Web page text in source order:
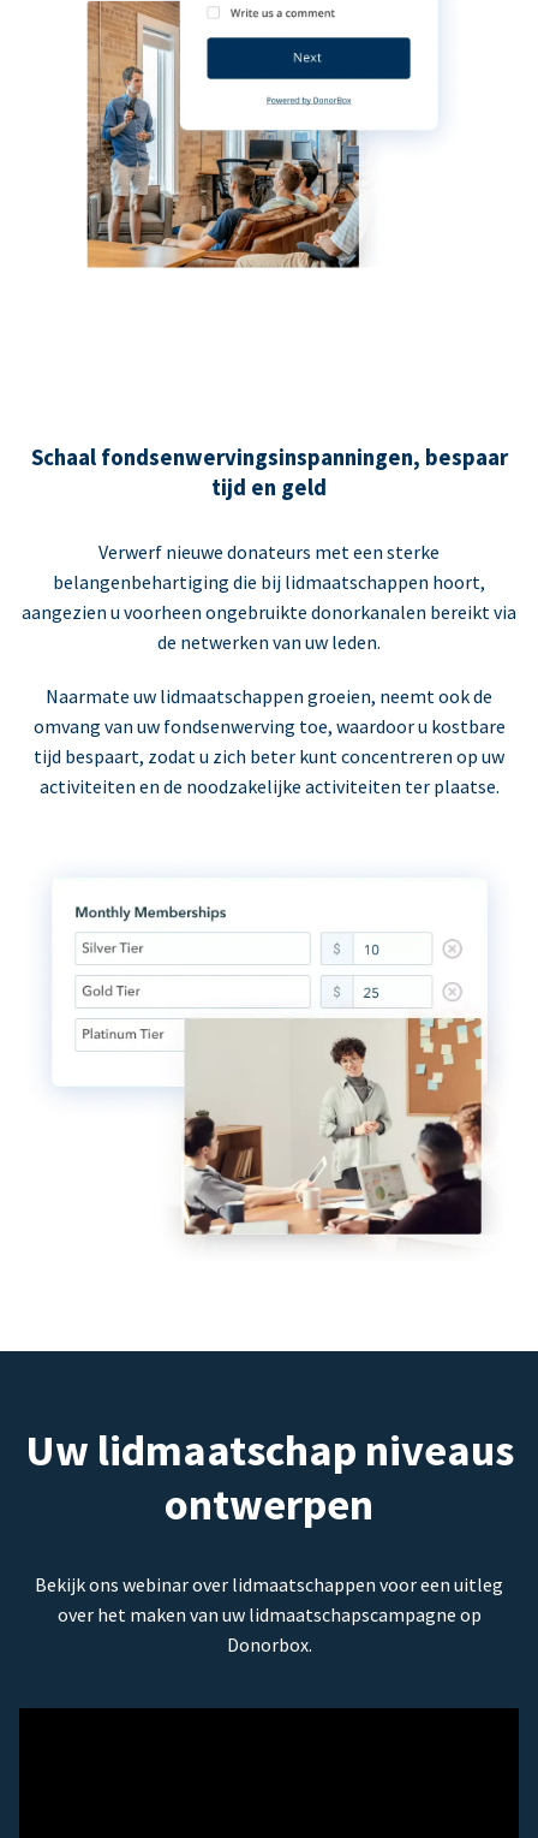
Schaal fondsenwervingsinspanningen, bespaar
tijd en geld
Verwerf nieuwe donateurs met een sterke
belangenbehartiging die bij lidmaatschappen hoort,
aangezien u voorheen ongebruikte donorkanalen bereikt via
de netwerken van uw leden.
Naarmate uw lidmaatschappen groeien, neemt ook de
omvang van uw fondsenwerving toe, waardoor u kostbare
tijd bespaart, zodat u zich beter kunt concentreren op uw
activiteiten en de noodzakelijke activiteiten ter plaatse.
Uw lidmaatschap niveaus
ontwerpen
Bekijk ons webinar over lidmaatschappen voor een uitleg
over het maken van uw lidmaatschapscampagne op
Donorbox.